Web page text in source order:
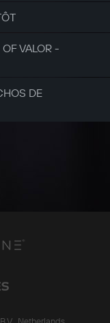
VALOR -
DE